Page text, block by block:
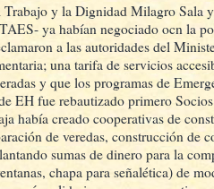
y la Dignidad Milagro Sala
ya habían negociado ocn la
a las autoridades del
una tarifa de servicios
y que los programas de
EH fue rebautizado primero
había creado cooperativas de
de veredas, construcción de
sumas de dinero para la
chapa para señalética) de